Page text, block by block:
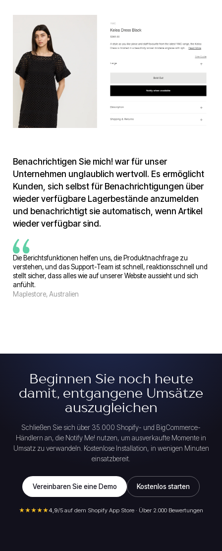
Benachrichtigen Sie mich! war für unser
Unternehmen unglaublich wertvoll. Es ermöglicht
Kunden, sich selbst für Benachrichtigungen über
wieder verfügbare Lagerbestände anzumelden
und benachrichtigt sie automatisch, wenn Artikel
wieder verfügbar sind.
Die Berichtsfunktionen helfen uns, die Produktnachfrage zu
verstehen, und das Support-Team ist schnell, reaktionsschnell und
stellt sicher, dass alles wie auf unserer Website aussieht und sich
anfühlt.
Maplestore, Australien
Beginnen Sie noch heute
damit, entgangene Umsätze
auszugleichen
Schließen Sie sich über 35.000 Shopify- und BigCommerce-
Händlern an, die Notify Me! nutzen, um ausverkaufte Momente in
Umsatz zu verwandeln. Kostenlose Installation, in wenigen Minuten
einsatzbereit.
Vereinbaren Sie eine Demo Kostenlos starten
★★★★★4,9/5 auf dem Shopify App Store · Über 2.000 Bewertungen